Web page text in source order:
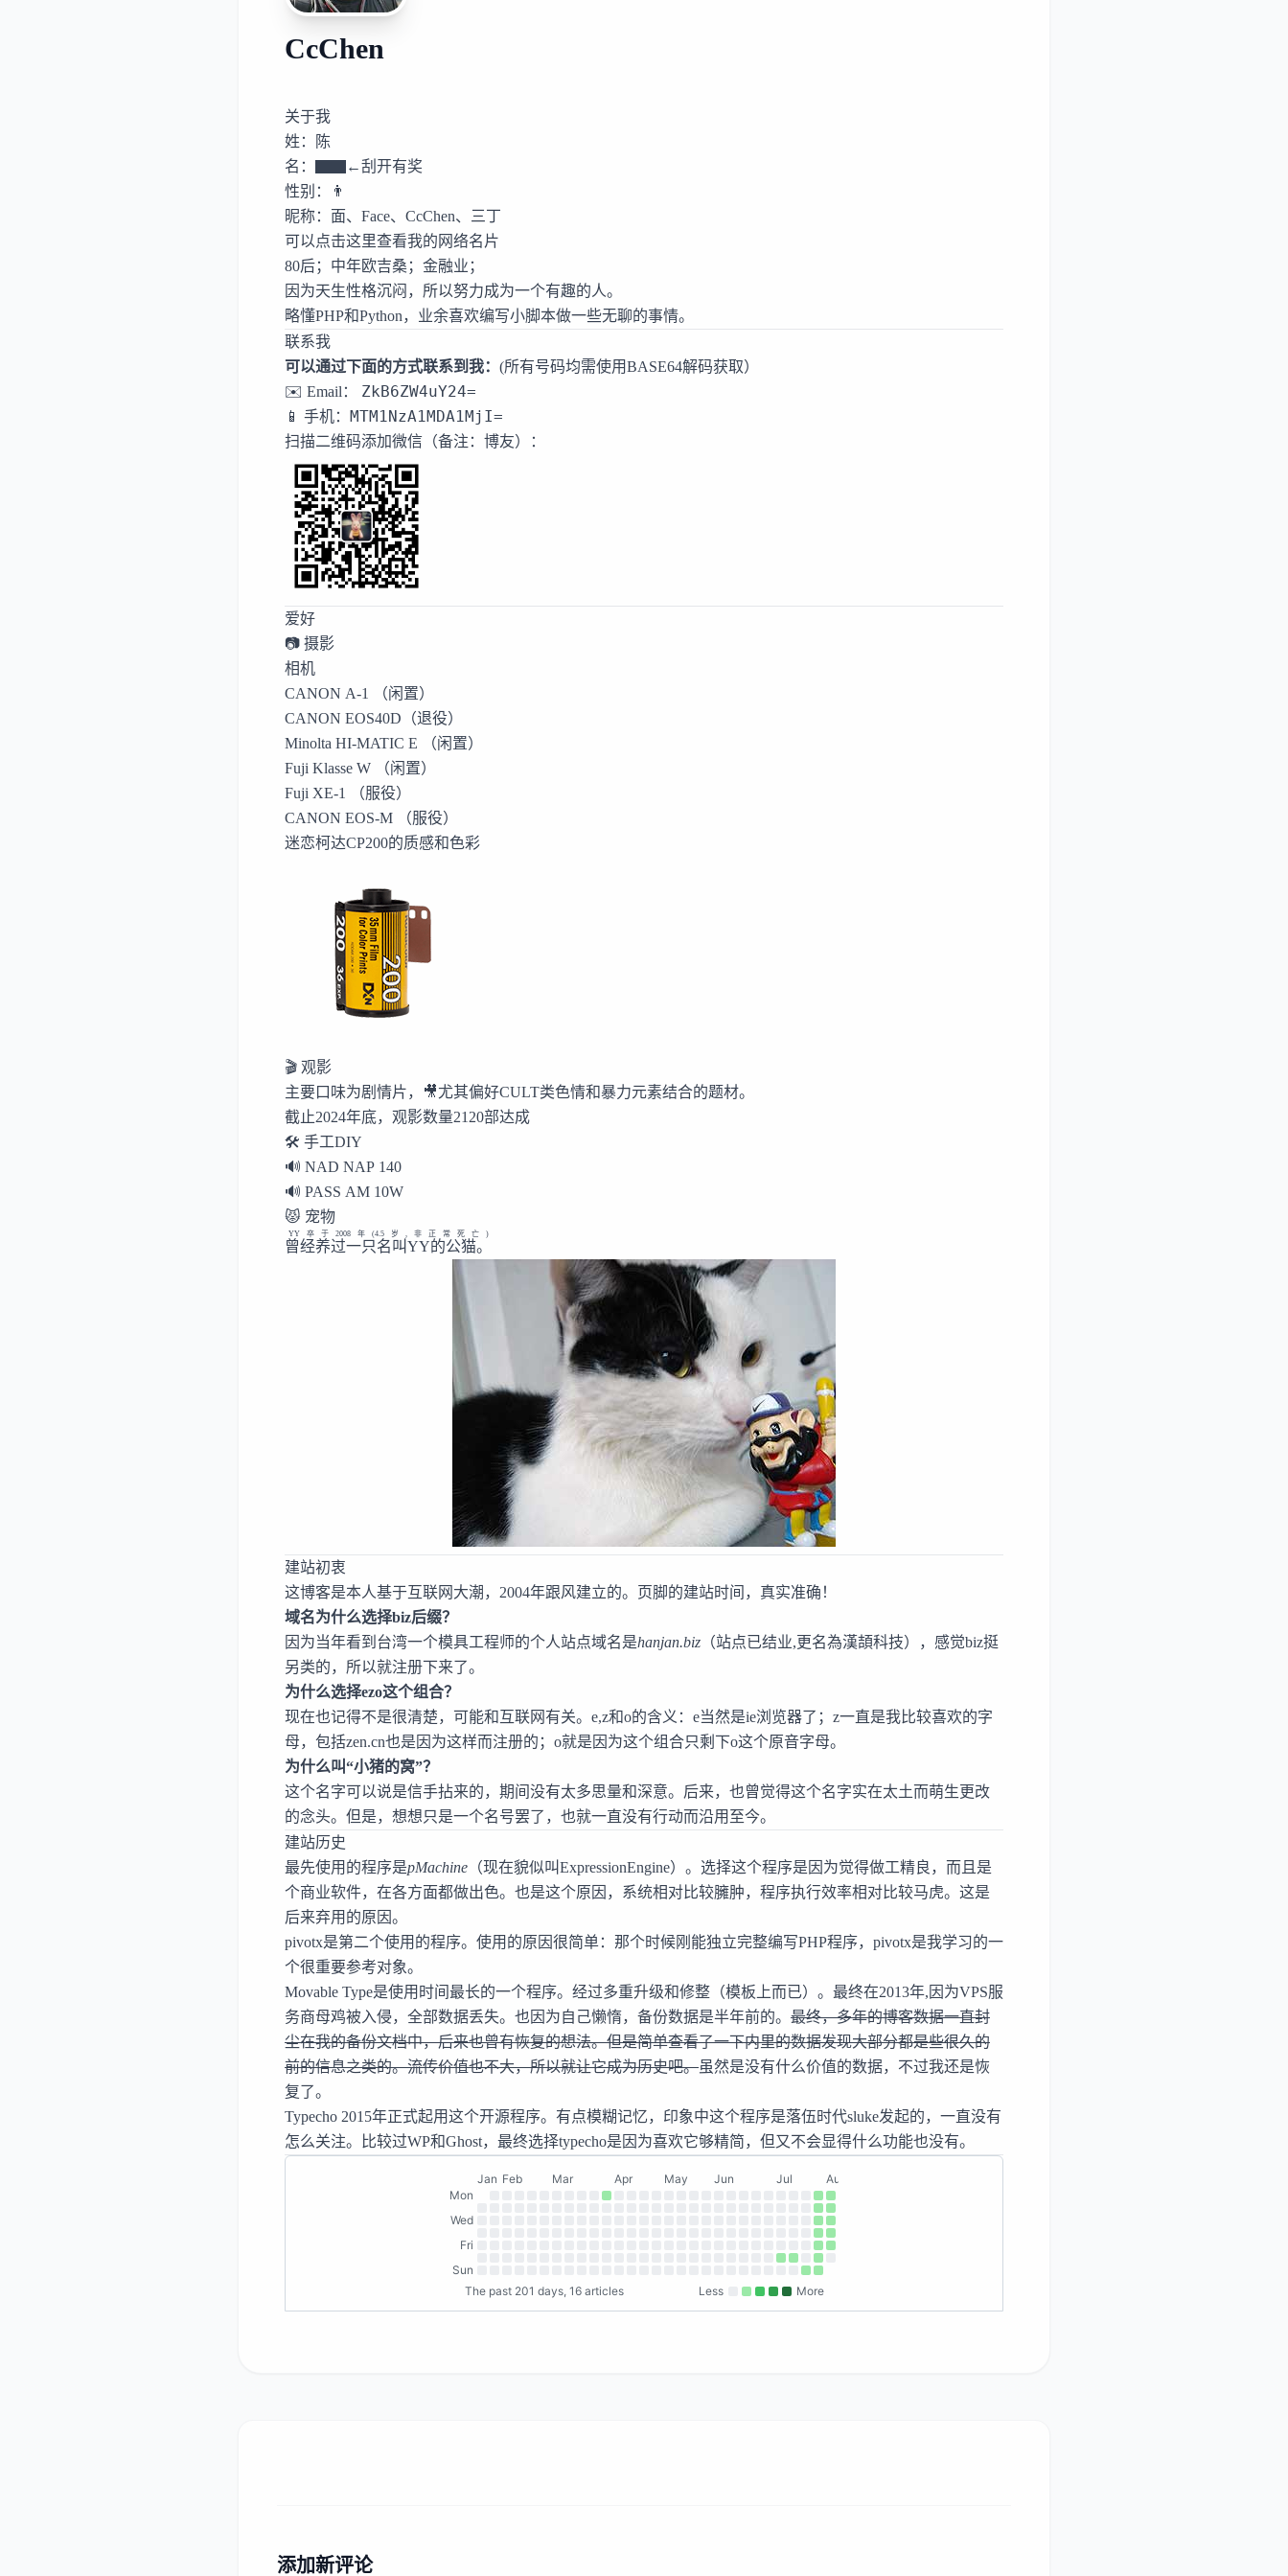
CcChen
关于我
姓：陈
名：▇▇←刮开有奖
性别：👨
昵称：面、Face、CcChen、三丁
可以 点击这里查看我的网络名片
80后；中年欧吉桑；金融业；
因为天生性格沉闷，所以努力成为一个有趣的人。
略懂PHP和Python，业余喜欢编写小脚本做一些无聊的事情。
联系我
可以通过下面的方式联系到我： (所有号码均需使用BASE64解码获取）
✉️️ Email： ZkB6ZW4uY24=
📱 手机： MTM1NzA1MDA1MjI=
扫描二维码添加微信（备注：博友）：
爱好
📷 摄影
相机
CANON A-1 （闲置）
CANON EOS40D（退役）
Minolta HI-MATIC E （闲置）
Fuji Klasse W （闲置）
Fuji XE-1 （服役）
CANON EOS-M （服役）
迷恋柯达CP200的质感和色彩
🎬 观影
主要口味为剧情片，🎥尤其偏好CULT类色情和暴力元素结合的题材。
截止2024年底，观影数量2120部达成
🛠 手工DIY
🔊 NAD NAP 140
🔊 PASS AM 10W
😾 宠物
曾经养过一只名叫YY的公猫。
YY卒于2008年(4.5岁,非正常死亡)
建站初衷
这博客是本人基于互联网大潮，2004年跟风建立的。页脚的建站时间，真实准确！
域名为什么选择biz后缀？
因为当年看到台湾一个模具工程师的个人站点域名是hanjan.biz （站点已结业,更名為漢頡科技），感觉biz挺
另类的，所以就注册下来了。
为什么选择ezo这个组合？
现在也记得不是很清楚，可能和互联网有关。e,z和o的含义：e当然是ie浏览器了；z一直是我比较喜欢的字
母，包括zen.cn也是因为这样而注册的；o就是因为这个组合只剩下o这个原音字母。
为什么叫“小猪的窝”？
这个名字可以说是信手拈来的，期间没有太多思量和深意。后来，也曾觉得这个名字实在太土而萌生更改
的念头。但是，想想只是一个名号罢了，也就一直没有行动而沿用至今。
建站历史
最先使用的程序是pMachine （现在貌似叫ExpressionEngine）。选择这个程序是因为觉得做工精良，而且是
个商业软件，在各方面都做出色。也是这个原因，系统相对比较臃肿，程序执行效率相对比较马虎。这是
后来弃用的原因。
pivotx是第二个使用的程序。使用的原因很简单：那个时候刚能独立完整编写PHP程序，pivotx是我学习的一
个很重要参考对象。
Movable Type是使用时间最长的一个程序。经过多重升级和修整（模板上而已）。最终在2013年,因为VPS服
务商母鸡被入侵，全部数据丢失。也因为自己懒惰，备份数据是半年前的。 最终，多年的博客数据一直封
尘在我的备份文档中，后来也曾有恢复的想法。但是简单查看了一下内里的数据发现大部分都是些很久的
前的信息之类的。流传价值也不大，所以就让它成为历史吧。虽然是没有什么价值的数据，不过我还是恢
复了。
Typecho 2015年正式起用这个开源程序。有点模糊记忆，印象中这个程序是落伍时代sluke发起的，一直没有
怎么关注。比较过WP和Ghost，最终选择typecho是因为喜欢它够精简，但又不会显得什么功能也没有。
添加新评论